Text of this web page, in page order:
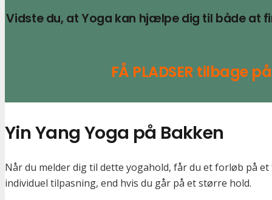
Vidste du, at Yoga kan hjælpe dig til både at
FÅ PLADSER tilbage
Yin Yang Yoga på Bakken
Når du melder dig til dette yogahold, får du et forløb på
individuel tilpasning, end hvis du går på et større hold.